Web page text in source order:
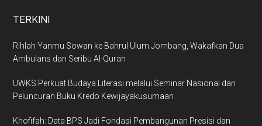
TERKINI
Rihlah Yanmu Sowan ke Bahrul Ulum Jombang, Wakafkan Dua
Ambulans dan Seribu Al-Quran
UWKS Perkuat Budaya Literasi melalui Seminar Nasional dan
Peluncuran Buku Kredo Kewijayakusumaan
Khofifah: Data BPS Jadi Fondasi Pembangunan Presisi dan